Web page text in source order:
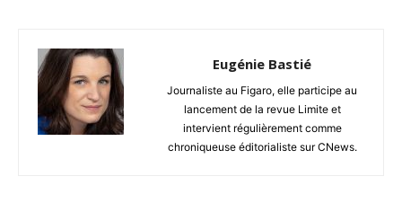
Eugénie Bastié
Journaliste au Figaro, elle participe au
lancement de la revue Limite et
intervient régulièrement comme
chroniqueuse éditorialiste sur CNews.